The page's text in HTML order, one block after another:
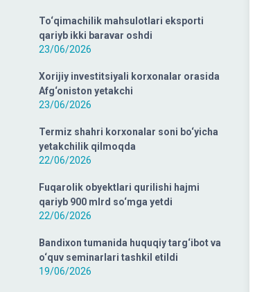
To‘qimachilik mahsulotlari eksporti
qariyb ikki baravar oshdi
23/06/2026
Xorijiy investitsiyali korxonalar orasida
Afg‘oniston yetakchi
23/06/2026
Termiz shahri korxonalar soni bo‘yicha
yetakchilik qilmoqda
22/06/2026
Fuqarolik obyektlari qurilishi hajmi
qariyb 900 mlrd so‘mga yetdi
22/06/2026
Bandixon tumanida huquqiy targ‘ibot va
o‘quv seminarlari tashkil etildi
19/06/2026